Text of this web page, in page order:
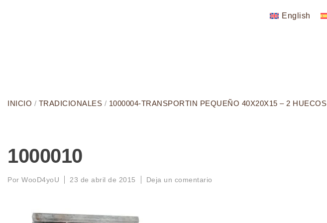
English
INICIO / TRADICIONALES / 1000004-TRANSPORTIN PEQUEÑO 40X20X15 – 2 HUECOS
1000010
Por WooD4yoU 23 de abril de 2015 Deja un comentario